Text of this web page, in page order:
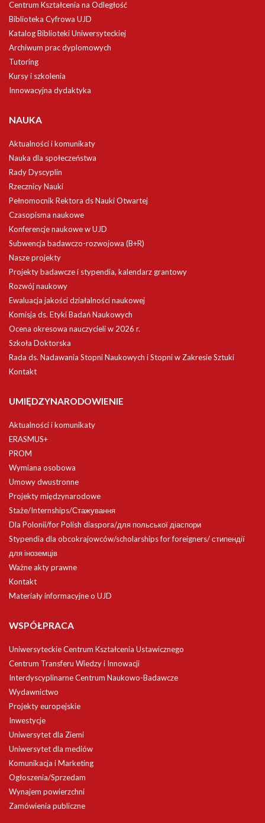
Centrum Kształcenia na Odległość
Biblioteka Cyfrowa UJD
Katalog Biblioteki Uniwersyteckiej
Archiwum prac dyplomowych
Tutoring
Kursy i szkolenia
Innowacyjna dydaktyka
NAUKA
Aktualności i komunikaty
Nauka dla społeczeństwa
Rady Dyscyplin
Rzecznicy Nauki
Pełnomocnik Rektora ds Nauki Otwartej
Czasopisma naukowe
Konferencje naukowe w UJD
Subwencja badawczo-rozwojowa (B+R)
Nasze projekty
Projekty badawcze i stypendia, kalendarz grantowy
Rozwój naukowy
Ewaluacja jakości działalności naukowej
Komisja ds. Etyki Badań Naukowych
Ocena okresowa nauczycieli w 2026 r.
Szkoła Doktorska
Rada ds. Nadawania Stopni Naukowych i Stopni w Zakresie Sztuki
Kontakt
UMIĘDZYNARODOWIENIE
Aktualności i komunikaty
ERASMUS+
PROM
Wymiana osobowa
Umowy dwustronne
Projekty międzynarodowe
Staże/Internships/Стажування
Dla Polonii/for Polish diaspora/для польської діаспори
Stypendia dla obcokrajowców/scholarships for foreigners/ стипендії
для іноземців
Ważne akty prawne
Kontakt
Materiały informacyjne o UJD
WSPÓŁPRACA
Uniwersyteckie Centrum Kształcenia Ustawicznego
Centrum Transferu Wiedzy i Innowacji
Interdyscyplinarne Centrum Naukowo-Badawcze
Wydawnictwo
Projekty europejskie
Inwestycje
Uniwersytet dla Ziemi
Uniwersytet dla mediów
Komunikacja i Marketing
Ogłoszenia/Sprzedam
Wynajem powierzchni
Zamówienia publiczne